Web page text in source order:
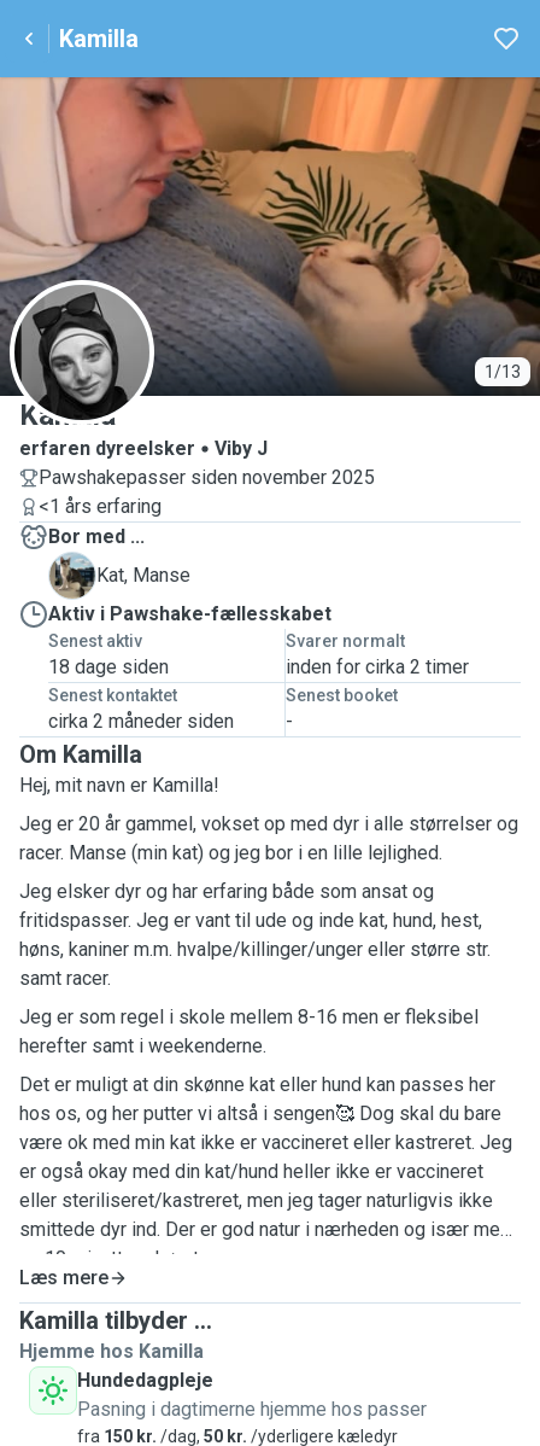
Kamilla
1/13
K
Kamilla
erfaren dyreelsker
Viby J
Pawshakepasser siden november 2025
<1 års erfaring
Bor med ...
M
Kat, Manse
Aktiv i Pawshake-fællesskabet
Senest aktiv
18 dage siden
Svarer normalt
inden for cirka 2 timer
Senest kontaktet
cirka 2 måneder siden
Senest booket
-
Om Kamilla
Hej, mit navn er Kamilla!
Jeg er 20 år gammel, vokset op med dyr i alle størrelser og
racer. Manse (min kat) og jeg bor i en lille lejlighed.
Jeg elsker dyr og har erfaring både som ansat og
fritidspasser. Jeg er vant til ude og inde kat, hund, hest,
høns, kaniner m.m. hvalpe/killinger/unger eller større str.
samt racer.
Jeg er som regel i skole mellem 8-16 men er fleksibel
herefter samt i weekenderne.
Det er muligt at din skønne kat eller hund kan passes her
hos os, og her putter vi altså i sengen🥰 Dog skal du bare
være ok med min kat ikke er vaccineret eller kastreret. Jeg
er også okay med din kat/hund heller ikke er vaccineret
eller steriliseret/kastreret, men jeg tager naturligvis ikke
smittede dyr ind. Der er god natur i nærheden og især med
en 10 minutters køretur.
Læs mere
Kamilla tilbyder ...
Hjemme hos Kamilla
Hundedagpleje
Pasning i dagtimerne hjemme hos passer
fra 150 kr. /dag, 50 kr. /yderligere kæledyr